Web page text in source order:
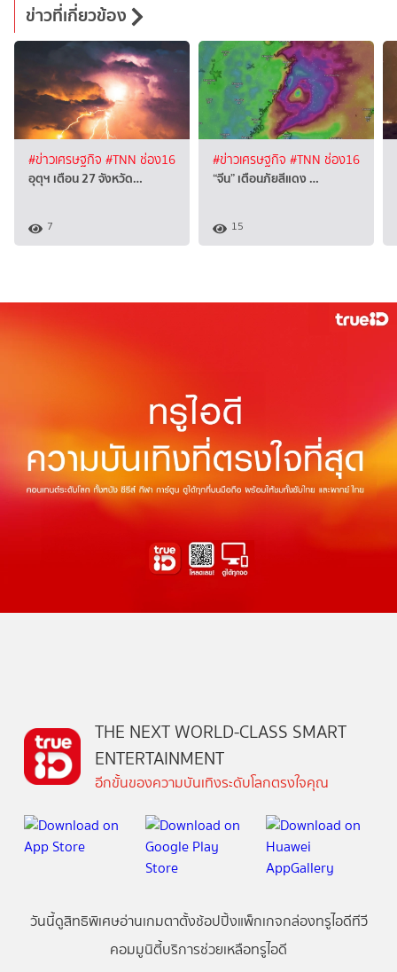
ข่าวที่เกี่ยวข้อง
#ข่าวเศรษฐกิจ #TNN ช่อง16
อุตุฯ เตือน 27 จังหวัด…
7
#ข่าวเศรษฐกิจ #TNN ช่อง16
“จีน” เตือนภัยสีแดง …
15
THE NEXT WORLD-CLASS SMART
ENTERTAINMENT
อีกขั้นของความบันเทิงระดับโลกตรงใจคุณ
วันนี้ดูสิทธิพิเศษอ่านเกมตาตั้งช้อปปิ้งแพ็กเกจกล่องทรูไอดีทีวี
คอมมูนิตี้บริการช่วยเหลือทรูไอดี